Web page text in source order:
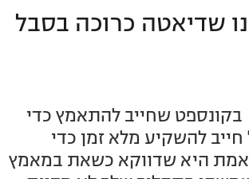
שדיאטה כרוכה בסבל
בקונספט שחייב להתאמץ כדי
להשקיע מלא זמן כדי
היא שדווקא כשאת במאמץ